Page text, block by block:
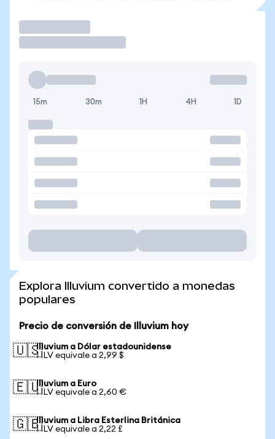
15m 30m 1H 4H 1D
Explora Illuvium convertido a monedas
populares
Precio de conversión de Illuvium hoy
🇺🇸Illuvium a Dólar estadounidense
1 ILV equivale a 2,99 $
🇪🇺Illuvium a Euro
1 ILV equivale a 2,60 €
🇬🇧Illuvium a Libra Esterlina Británica
1 ILV equivale a 2,22 £